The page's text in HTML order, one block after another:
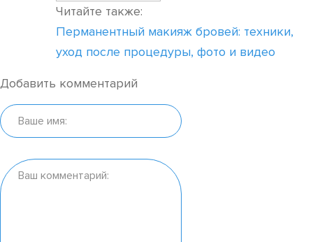
Читайте также:
Перманентный макияж бровей: техники,
уход после процедуры, фото и видео
Добавить комментарий